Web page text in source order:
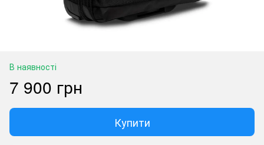
В наявності
7 900 грн
Купити